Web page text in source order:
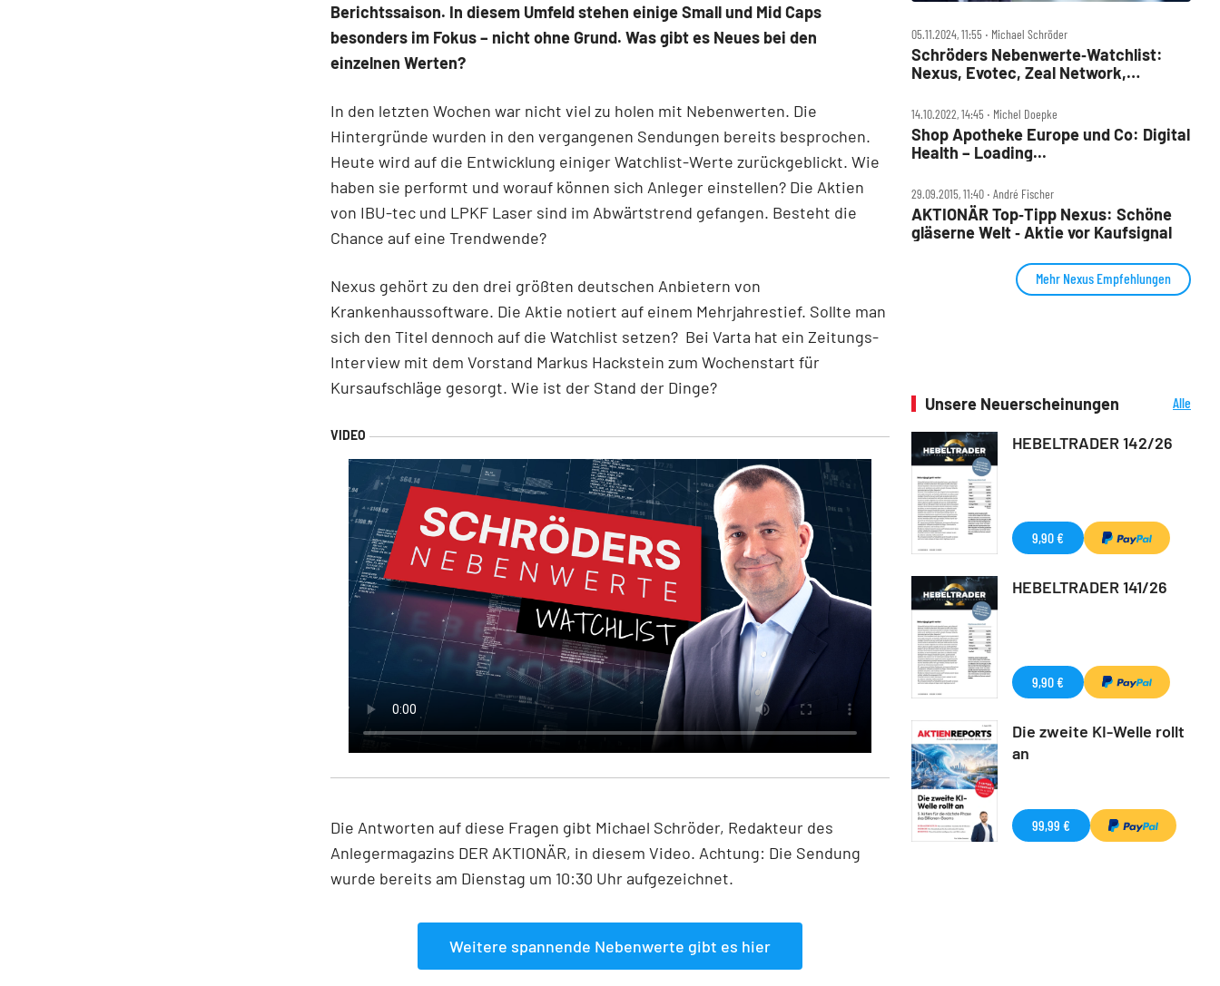
Berichtssaison. In diesem Umfeld stehen einige Small und Mid Caps
besonders im Fokus – nicht ohne Grund. Was gibt es Neues bei den
einzelnen Werten?
In den letzten Wochen war nicht viel zu holen mit Nebenwerten. Die
Hintergründe wurden in den vergangenen Sendungen bereits besprochen.
Heute wird auf die Entwicklung einiger Watchlist-Werte zurückgeblickt. Wie
haben sie performt und worauf können sich Anleger einstellen? Die Aktien
von IBU-tec und LPKF Laser sind im Abwärtstrend gefangen. Besteht die
Chance auf eine Trendwende?
Nexus gehört zu den drei größten deutschen Anbietern von
Krankenhaussoftware. Die Aktie notiert auf einem Mehrjahrestief. Sollte man
sich den Titel dennoch auf die Watchlist setzen? Bei Varta hat ein Zeitungs-
Interview mit dem Vorstand Markus Hackstein zum Wochenstart für
Kursaufschläge gesorgt. Wie ist der Stand der Dinge?
Die Antworten auf diese Fragen gibt Michael Schröder, Redakteur des
Anlegermagazins DER AKTIONÄR, in diesem Video. Achtung: Die Sendung
wurde bereits am Dienstag um 10:30 Uhr aufgezeichnet.
Weitere spannende Nebenwerte gibt es hier
05.11.2024, 11:55 ‧ Michael Schröder
Schröders Nebenwerte‑Watchlist:
Nexus, Evotec, Zeal Network,
14.10.2022, 14:45 ‧ Michel Doepke
Shop Apotheke Europe und Co: Digital
Health – Loading...
29.09.2015, 11:40 ‧ André Fischer
AKTIONÄR Top‑Tipp Nexus: Schöne
gläserne Welt ‑ Aktie vor Kaufsignal
Mehr Nexus Empfehlungen
Unsere Neuerscheinungen
Alle
HEBELTRADER 142/26
9,90 €
HEBELTRADER 141/26
9,90 €
Die zweite KI-Welle rollt
an
99,99 €